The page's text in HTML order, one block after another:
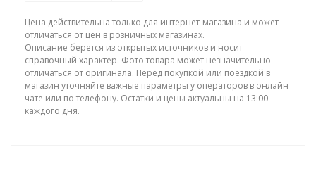
Цена действительна только для интернет-магазина и может
отличаться от цен в розничных магазинах.
Описание берется из открытых источников и носит
справочный характер. Фото товара может незначительно
отличаться от оригинала. Перед покупкой или поездкой в
магазин уточняйте важные параметры у операторов в онлайн
чате или по телефону. Остатки и цены актуальны на 13:00
каждого дня.